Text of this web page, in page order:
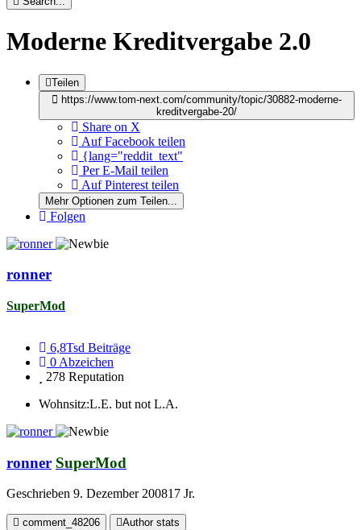
Moderne Kreditvergabe 2.0
Teilen
https://www.tom-next.com/community/topic/30882-moderne-
kreditvergabe-20/
Share on X
Auf Facebook teilen
{lang="reddit_text"
Per E-Mail teilen
Auf Pinterest teilen
Mehr Optionen zum Teilen...
Folgen
ronner
SuperMod
6,8Tsd Beiträge
0 Abzeichen
278 Reputation
Wohnsitz:L.E. but not L.A.
ronner SuperMod
Geschrieben 9. Dezember 200817 Jr.
comment_48206 Author stats